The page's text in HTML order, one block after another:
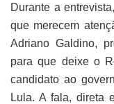
Durante a
que merecem
Adriano Galdino,
para que deixe o
candidato ao
Lula. A fala, direta